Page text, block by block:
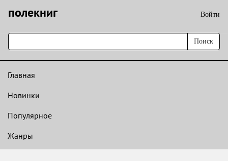
полекниг Войти
Поиск
Главная
Новинки
Популярное
Жанры